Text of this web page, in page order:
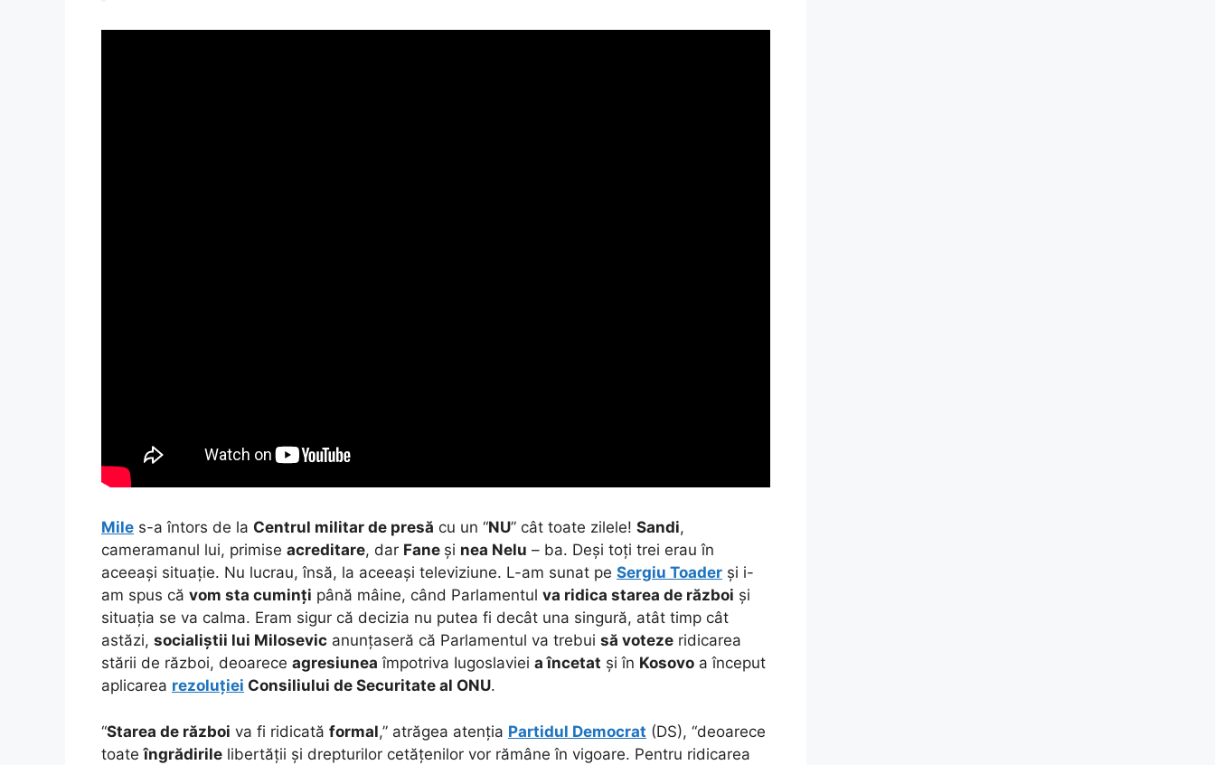
Mile s-a întors de la Centrul militar de presă cu un “NU” cât toate zilele! Sandi,
cameramanul lui, primise acreditare, dar Fane și nea Nelu – ba. Deși toți trei erau în
aceeași situație. Nu lucrau, însă, la aceeași televiziune. L-am sunat pe Sergiu Toader și i-
am spus că vom sta cuminți până mâine, când Parlamentul va ridica starea de război și
situația se va calma. Eram sigur că decizia nu putea fi decât una singură, atât timp cât
astăzi, socialiștii lui Milosevic anunțaseră că Parlamentul va trebui să voteze ridicarea
stării de război, deoarece agresiunea împotriva Iugoslaviei a încetat și în Kosovo a început
aplicarea rezoluției Consiliului de Securitate al ONU.
“Starea de război va fi ridicată formal,” atrăgea atenția Partidul Democrat (DS), “deoarece
toateîngrădirile libertății și drepturilor cetățenilor vor rămâne în vigoare. Pentru ridicarea